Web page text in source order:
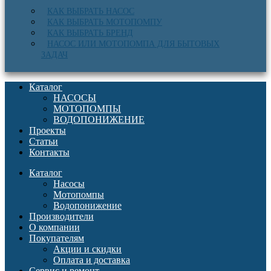
КАК ВЫБРАТЬ НАСОС
КАК ВЫБРАТЬ МОТОПОМПУ
КАК ВЫБРАТЬ БРЕНД
НАСОС ИЛИ МОТОПОМПА ДЛЯ БЫТОВЫХ
ЗАДАЧ
Каталог
НАСОСЫ
МОТОПОМПЫ
ВОДОПОНИЖЕНИЕ
Проекты
Статьи
Контакты
Каталог
Насосы
Мотопомпы
Водопонижение
Производители
О компании
Покупателям
Акции и скидки
Оплата и доставка